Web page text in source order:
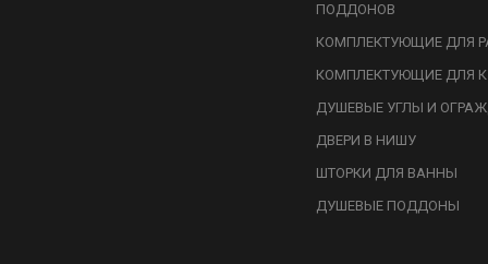
ПОДДОНОВ
КОМПЛЕКТУЮЩИЕ ДЛЯ
КОМПЛЕКТУЮЩИЕ ДЛЯ
ДУШЕВЫЕ УГЛЫ И
ДВЕРИ В НИШУ
ШТОРКИ ДЛЯ ВАННЫ
ДУШЕВЫЕ ПОДДОНЫ